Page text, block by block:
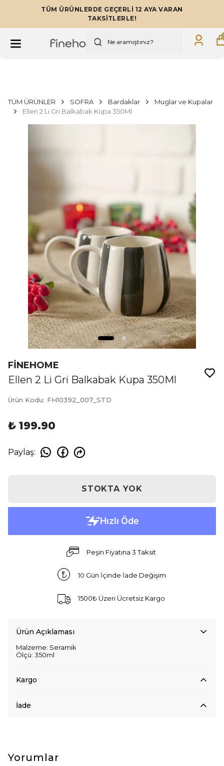
TÜM ÜRÜNLERDE GEÇERLİ 12 AYA VARAN
TAKSİTLERLE!
TÜM ÜRÜNLER SOFRA Bardaklar
Muglar ve Kupalar
Ellen 2 Li Gri Balkabak Kupa 350Ml
FİNEHOME
Ellen 2 Li Gri Balkabak Kupa 350Ml
Ürün Kodu: FH10392_007_STD
₺ 199.90
Paylaş:
STOKTA YOK
Peşin Fiyatına 3 Taksit
10 Gün İçinde İade Değişim
1500₺ Üzeri Ücretsiz Kargo
Ürün Açıklaması
Malzeme: Seramik
Ölçü: 350ml
Kargo
İade
Yorumlar